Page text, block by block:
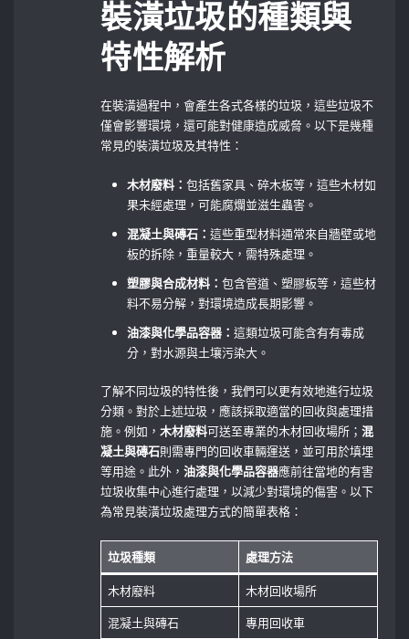
裝潢垃圾的種類與
特性解析
在裝潢過程中，會產生各式各樣的垃圾，這些垃圾不
僅會影響環境，還可能對健康造成威脅。以下是幾種
常見的裝潢垃圾及其特性：
木材廢料：包括舊家具、碎木板等，這些木材如
果未經處理，可能腐爛並滋生蟲害。
混凝土與磚石：這些重型材料通常來自牆壁或地
板的拆除，重量較大，需特殊處理。
塑膠與合成材料：包含管道、塑膠板等，這些材
料不易分解，對環境造成長期影響。
油漆與化學品容器：這類垃圾可能含有有毒成
分，對水源與土壤污染大。
了解不同垃圾的特性後，我們可以更有效地進行垃圾
分類。對於上述垃圾，應該採取適當的回收與處理措
施。例如，木材廢料可送至專業的木材回收場所；混
凝土與磚石則需專門的回收車輛運送，並可用於填埋
等用途。此外，油漆與化學品容器應前往當地的有害
垃圾收集中心進行處理，以減少對環境的傷害。以下
為常見裝潢垃圾處理方式的簡單表格：
垃圾種類 處理方法
木材廢料
木材回收場所
混凝土與磚石
專用回收車